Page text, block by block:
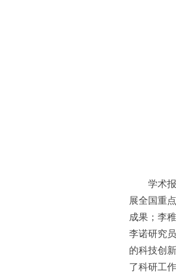
学术报告
展全国重
成果；李
李诺研究
的科技创
了科研工